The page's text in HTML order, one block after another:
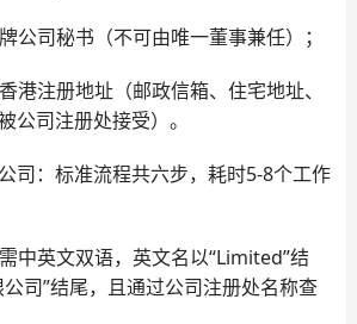
公司秘书（不可由唯一董事兼任）；
港注册地址（邮政信箱、住宅地址、
公司注册处接受）。
司：标准流程共六步，耗时5-8个工作
中英文双语，英文名以“Limited”结
司”结尾，且通过公司注册处名称查